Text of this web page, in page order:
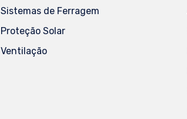
Sistemas de Ferragem
Proteção Solar
Ventilação